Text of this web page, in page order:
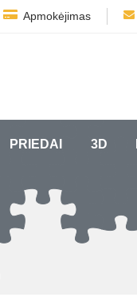
Apmokėjimas
PRIEDAI 3D